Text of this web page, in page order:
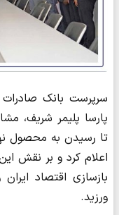
​سرپرست بانک صادرات
پارسا پلیمر شریف،
تا رسیدن به محصول
اعلام کرد و بر نقش
بازسازی اقتصاد
ورزید.